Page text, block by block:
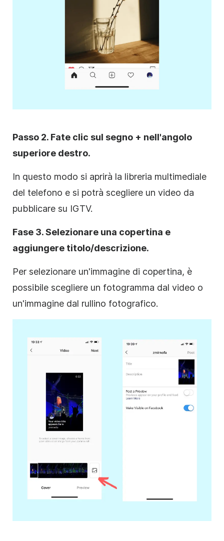
Passo 2. Fate clic sul segno + nell'angolo
superiore destro.
In questo modo si aprirà la libreria multimediale
del telefono e si potrà scegliere un video da
pubblicare su IGTV.
Fase 3. Selezionare una copertina e
aggiungere titolo/descrizione.
Per selezionare un'immagine di copertina, è
possibile scegliere un fotogramma dal video o
un'immagine dal rullino fotografico.